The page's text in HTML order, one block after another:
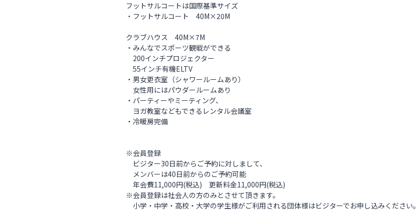
フットサルコートは国際基準サイズ
・フットサルコート 40M×20M
クラブハウス 40M×7M
・みんなでスポーツ観戦ができる
200インチプロジェクター
55インチ有機ELTV
・男女更衣室（シャワールームあり）
女性用にはパウダールームあり
・パーティーやミーティング、
ヨガ教室などもできるレンタル会議室
・冷暖房完備
※会員登録
ビジター30日前からご予約に対しまして、
メンバーは40日前からのご予約可能
年会費11,000円(税込) 更新料金11,000円(税込)
※会員登録は社会人の方のみとさせて頂きます。
小学・中学・高校・大学の学生様がご利用される団体様はビジターでお申し込みください。